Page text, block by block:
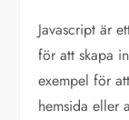
Javascript är
för att skapa
exempel för
hemsida eller